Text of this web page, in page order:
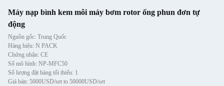
Máy nạp bình kem môi máy bơm rotor ống phun đơn tự
động
Nguồn gốc: Trung Quốc
Hàng hiệu: N PACK
Chứng nhận: CE
Số mô hình: NP-MFC50
Số lượng đặt hàng tối thiểu: 1
Giá bán: 5000USD/set to 50000USD/set